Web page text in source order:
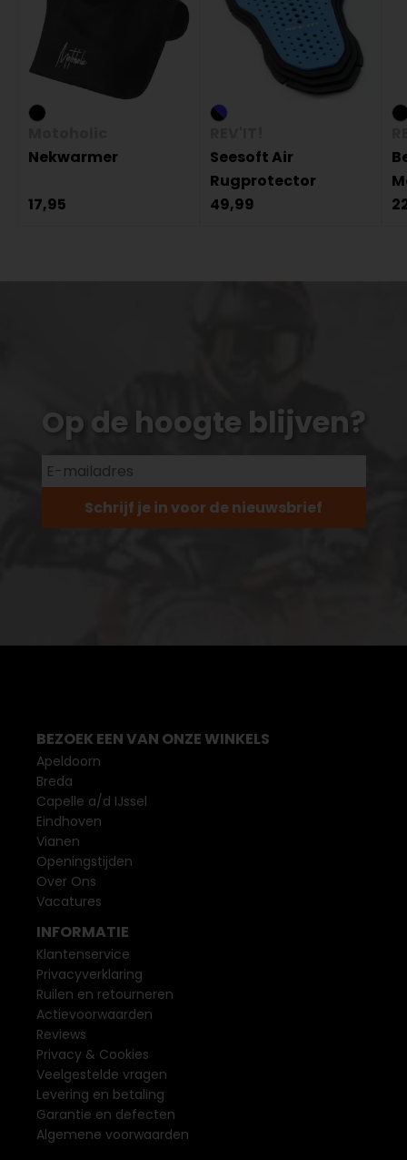
Nekwarmer
17,95
Seesoft Air
Rugprotector
49,99
Op de hoogte blijven?
Schrijf je in voor de nieuwsbrief
BEZOEK EEN VAN ONZE WINKELS
Apeldoorn
Breda
Capelle a/d IJssel
Eindhoven
Vianen
Openingstijden
Over Ons
Vacatures
INFORMATIE
Klantenservice
Privacyverklaring
Ruilen en retourneren
Actievoorwaarden
Reviews
Privacy & Cookies
Veelgestelde vragen
Levering en betaling
Garantie en defecten
Algemene voorwaarden